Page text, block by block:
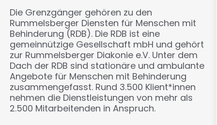
Die Grenzgänger gehören zu den
Rummelsberger Diensten für Menschen mit
Behinderung (RDB). Die RDB ist eine
gemeinnützige Gesellschaft mbH und gehört
zur Rummelsberger Diakonie e.V. Unter dem
Dach der RDB sind stationäre und ambulante
Angebote für Menschen mit Behinderung
zusammengefasst. Rund 3.500 Klient*innen
nehmen die Dienstleistungen von mehr als
2.500 Mitarbeitenden in Anspruch.